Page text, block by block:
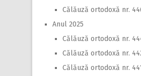
Călăuză ortodoxă nr.
Anul 2025
Călăuză ortodoxă nr.
Călăuză ortodoxă nr.
Călăuză ortodoxă nr.